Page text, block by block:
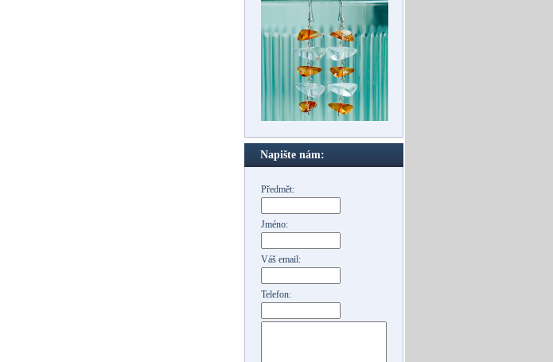
Napište nám:
Předmět:
Jméno:
Váš email:
Telefon: